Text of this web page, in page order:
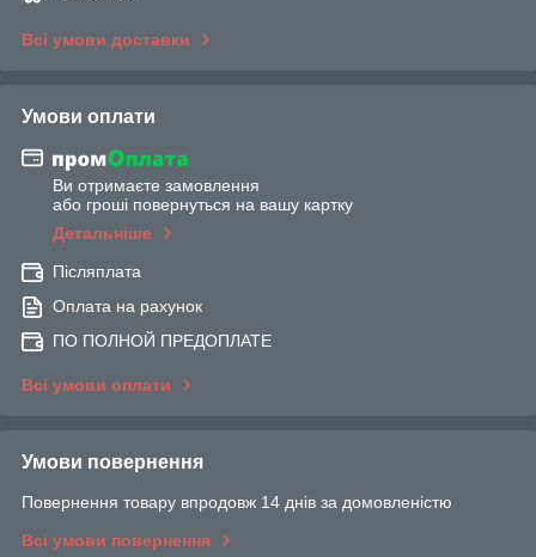
Всі умови доставки
Умови оплати
Ви отримаєте замовлення
або гроші повернуться на вашу картку
Детальніше
Післяплата
Оплата на рахунок
ПО ПОЛНОЙ ПРЕДОПЛАТЕ
Всі умови оплати
Умови повернення
Повернення товару впродовж 14 днів за домовленістю
Всі умови повернення